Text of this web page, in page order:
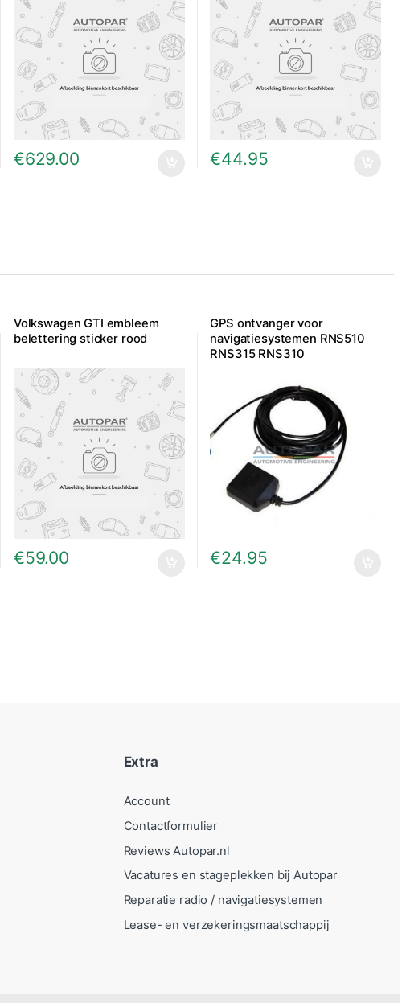
€629.00 €44.95
Volkswagen GTI embleem
belettering sticker rood
€59.00
GPS ontvanger voor
navigatiesystemen RNS510
RNS315 RNS310
€24.95
Extra
Account
Contactformulier
Reviews Autopar.nl
Vacatures en stageplekken bij Autopar
Reparatie radio / navigatiesystemen
Lease- en verzekeringsmaatschappij